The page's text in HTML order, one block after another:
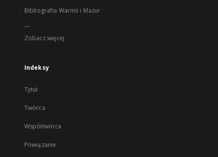
Bibliografia Warmii i Mazur
...
Zobacz więcej
Indeksy
Tytuł
Twórca
Współtwórca
Powiązanie